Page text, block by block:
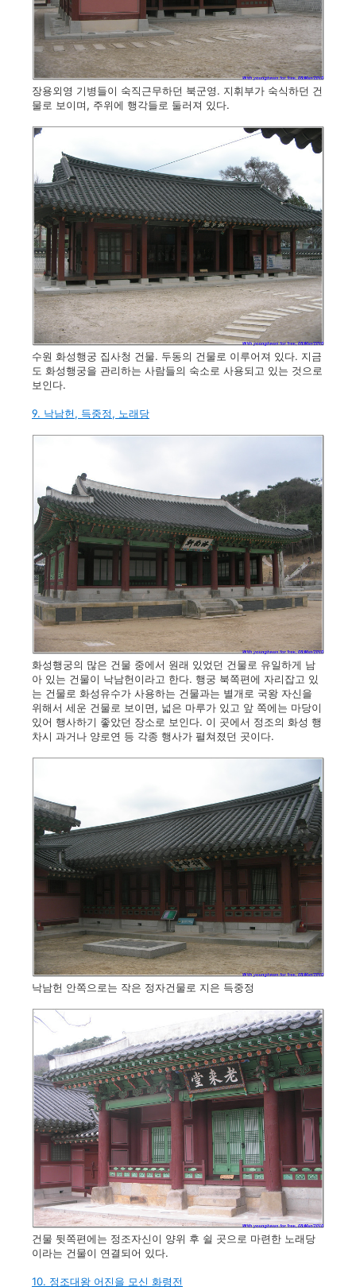
장용외영 기병들이 숙직근무하던 북군영. 지휘부가 숙식하던 건
물로 보이며, 주위에 행각들로 둘러져 있다.
수원 화성행궁 집사청 건물. 두동의 건물로 이루어져 있다. 지금
도 화성행궁을 관리하는 사람들의 숙소로 사용되고 있는 것으로
보인다.
9. 낙남헌, 득중정, 노래당
화성행궁의 많은 건물 중에서 원래 있었던 건물로 유일하게 남
아 있는 건물이 낙남헌이라고 한다. 행궁 북쪽편에 자리잡고 있
는 건물로 화성유수가 사용하는 건물과는 별개로 국왕 자신을
위해서 세운 건물로 보이면, 넓은 마루가 있고 앞 쪽에는 마당이
있어 행사하기 좋았던 장소로 보인다. 이 곳에서 정조의 화성 행
차시 과거나 양로연 등 각종 행사가 펼쳐졌던 곳이다.
낙남헌 안쪽으로는 작은 정자건물로 지은 득중정
건물 뒷쪽편에는 정조자신이 양위 후 쉴 곳으로 마련한 노래당
이라는 건물이 연결되어 있다.
10. 정조대왕 어진을 모신 화령전